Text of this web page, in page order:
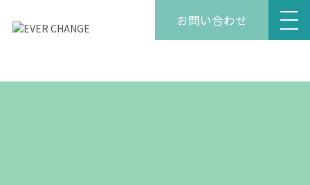
お問い合わせ